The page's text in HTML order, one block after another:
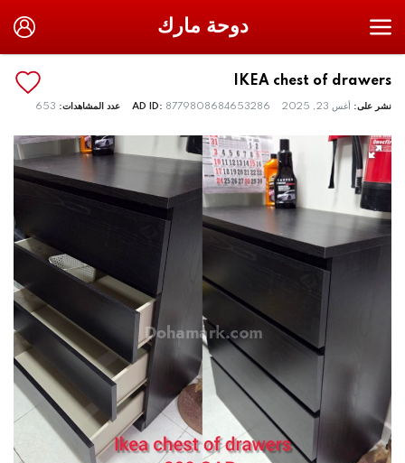
دوحة مارك
IKEA chest of drawers
نشر على: أغس 23, 2025 AD ID: 8779808684653286 عدد المشاهدات: 653